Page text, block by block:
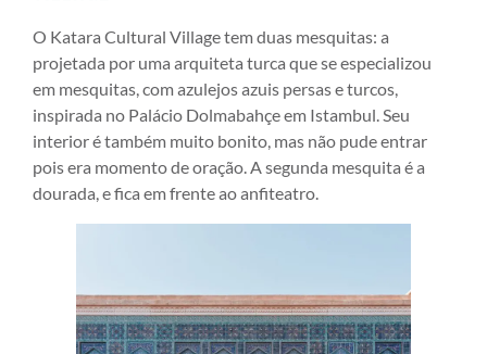
O Katara Cultural Village tem duas mesquitas: a
projetada por uma arquiteta turca que se especializou
em mesquitas, com azulejos azuis persas e turcos,
inspirada no Palácio Dolmabahçe em Istambul. Seu
interior é também muito bonito, mas não pude entrar
pois era momento de oração. A segunda mesquita é a
dourada, e fica em frente ao anfiteatro.